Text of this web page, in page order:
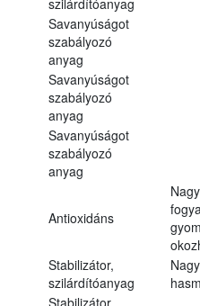
Savanyúságot
szabályozó
anyag
Savanyúságot
szabályozó
anyag
Savanyúságot
szabályozó
anyag
Antioxidáns
Stabilizátor,
szilárdítóanyag
Stabilizátor,